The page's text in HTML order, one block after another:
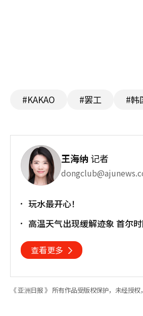
#KAKAO #罢工 #韩
王海纳 记者
玩水最开心！
高温天气出现缓解迹象 首尔
查看更多
《 亚洲日报 》 所有作品受版权保护，未经授权